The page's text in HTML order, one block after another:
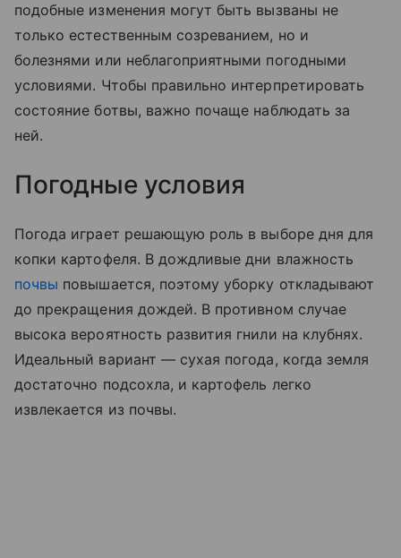
подобные изменения могут быть вызваны не
только естественным созреванием, но и
болезнями или неблагоприятными погодными
условиями. Чтобы правильно интерпретировать
состояние ботвы, важно почаще наблюдать за
ней.
Погодные условия
Погода играет решающую роль в выборе дня для
копки картофеля. В дождливые дни влажность
почвы повышается, поэтому уборку откладывают
до прекращения дождей. В противном случае
высока вероятность развития гнили на клубнях.
Идеальный вариант — сухая погода, когда земля
достаточно подсохла, и картофель легко
извлекается из почвы.